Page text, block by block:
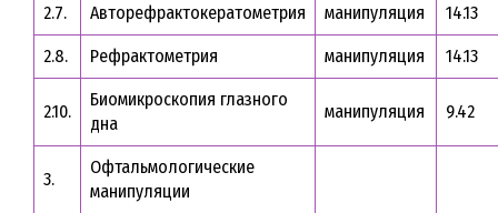
2.7. Авторефрактокератометрия манипуляция 14.13
2.8. Рефрактометрия манипуляция 14.13
2.10.
Биомикроскопия глазного
дна
манипуляция 9.42
3.
Офтальмологические
манипуляции